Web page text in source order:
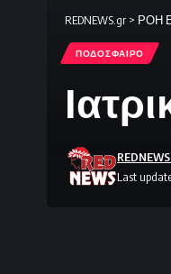
REDNEWS.gr > ΡΟΗ
ΠΟΔΟΣΦΑΙΡΟ
Last